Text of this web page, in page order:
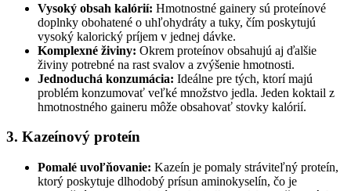
Vysoký obsah kalórií: Hmotnostné gainery sú proteínové
doplnky obohatené o uhľohydráty a tuky, čím poskytujú
vysoký kalorický príjem v jednej dávke.
Komplexné živiny: Okrem proteínov obsahujú aj ďalšie
živiny potrebné na rast svalov a zvýšenie hmotnosti.
Jednoduchá konzumácia: Ideálne pre tých, ktorí majú
problém konzumovať veľké množstvo jedla. Jeden koktail z
hmotnostného gaineru môže obsahovať stovky kalórií.
3. Kazeínový proteín
Pomalé uvoľňovanie: Kazeín je pomaly stráviteľný proteín,
ktorý poskytuje dlhodobý prísun aminokyselín, čo je